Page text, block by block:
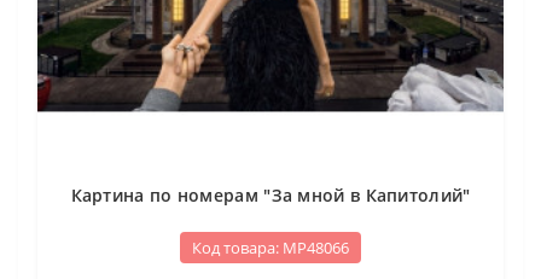
Картина по номерам "За мной в Капитолий"
Код товара: МР48066